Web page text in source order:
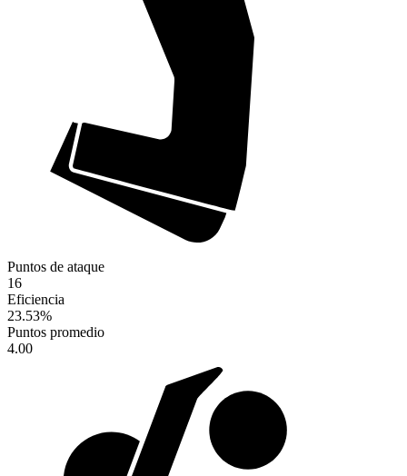
Puntos de ataque
16
Eficiencia
23.53%
Puntos promedio
4.00